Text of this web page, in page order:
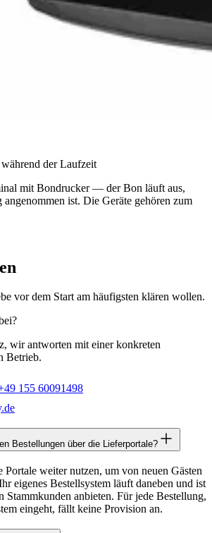
der Laufzeit
mit Bondrucker — der Bon läuft aus,
angenommen ist. Die Geräte gehören zum
vor dem Start am häufigsten klären wollen.
wir antworten mit einer konkreten
Betrieb.
155 60091498
Bestellungen über die Lieferportale?
weiter nutzen, um von neuen Gästen
eigenes Bestellsystem läuft daneben und ist
Stammkunden anbieten. Für jede Bestellung,
eingeht, fällt keine Provision an.